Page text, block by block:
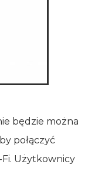
będzie można
połączyć
Użytkownicy